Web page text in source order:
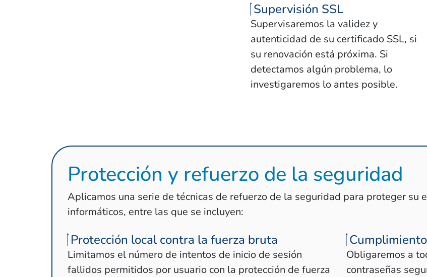
Supervisión SSL
Supervisaremos la validez y
autenticidad de su certificado SSL, si
su renovación está próxima. Si
detectamos algún problema, lo
investigaremos lo antes posible.
Protección y refuerzo de la seguridad
Aplicamos una serie de técnicas de refuerzo de la seguridad para proteger
informáticos, entre las que se incluyen:
Protección local contra la fuerza bruta
Limitamos el número de intentos de inicio de sesión
fallidos permitidos por usuario con la protección de fuerza
Obligaremos a
contraseñas